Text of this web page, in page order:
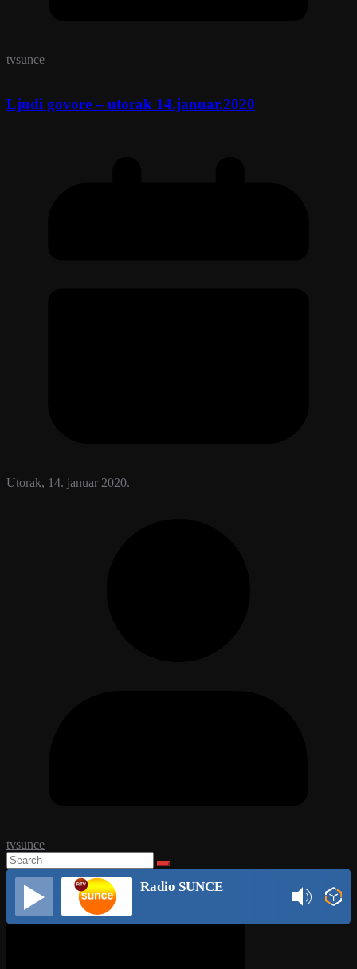
tvsunce
Ljudi govore – utorak 14.januar.2020
Utorak, 14. januar 2020.
tvsunce
Radio SUNCE